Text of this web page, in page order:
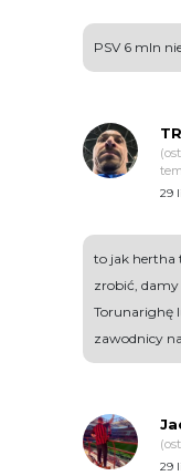
PSV 6 mln
29
to jak hertha
zrobić,
Torunarighę
zawodnicy
29